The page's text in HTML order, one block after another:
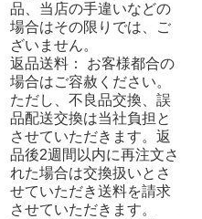
品、当店の手違いなどの
場合はその限りでは、ご
ざいません。
返品送料： お客様都合の
場合はご容赦ください。
ただし、不良品交換、誤
品配送交換は当社負担と
させていただきます。返
品後2週間以内に再注文さ
れた場合は交換扱いとさ
せていただき送料を請求
させていただきます。